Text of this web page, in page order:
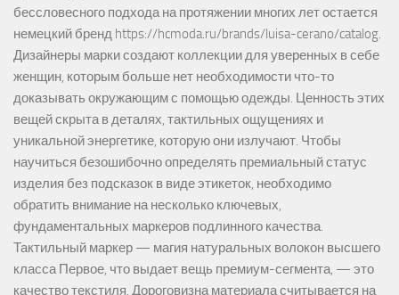
бессловесного подхода на протяжении многих лет остается
немецкий бренд https://hcmoda.ru/brands/luisa-cerano/catalog.
Дизайнеры марки создают коллекции для уверенных в себе
женщин, которым больше нет необходимости что-то
доказывать окружающим с помощью одежды. Ценность этих
вещей скрыта в деталях, тактильных ощущениях и
уникальной энергетике, которую они излучают. Чтобы
научиться безошибочно определять премиальный статус
изделия без подсказок в виде этикеток, необходимо
обратить внимание на несколько ключевых,
фундаментальных маркеров подлинного качества.
Тактильный маркер — магия натуральных волокон высшего
класса Первое, что выдает вещь премиум-сегмента, — это
качество текстиля. Дороговизна материала считывается на